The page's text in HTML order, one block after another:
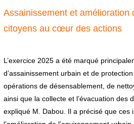
Assainissement et amélioration
citoyens au cœur des actions
L’exercice 2025 a été marqué
d’assainissement urbain et de
opérations de désensablement, de
ainsi que la collecte et l’évacuation des
expliqué M. Dabou. Il a précisé que ces